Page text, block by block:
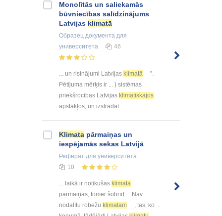
Monolītās un saliekamās
būvniecības salīdzinājums
Latvijas klimatā
Образец документа для
университета
46
... un risinājumi Latvijas klimatā
”.
Pētījuma mērķis ir ... ) sistēmas
priekšrocības Latvijas klimatiskajos
apstākļos, un izstrādāt ...
Klimata pārmaiņas un
iespējamās sekas Latvijā
Реферат для университета
10
... laikā ir notikušas klimata
pārmaiņas, tomēr šobrīd ... Nav
nodalītu robežu klimatam
, tas, ko ...